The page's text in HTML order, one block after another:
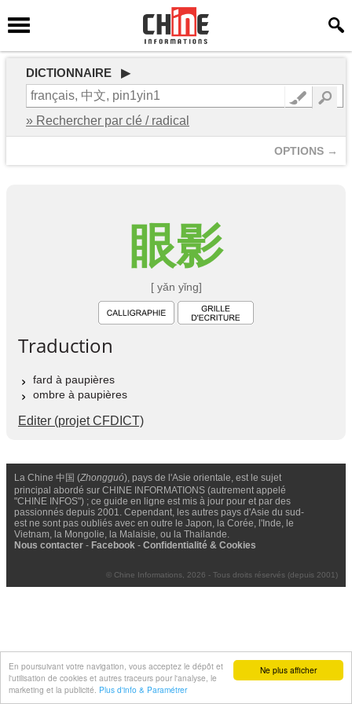
Ne plus afficher
En poursuivant votre navigation, vous acceptez le dépôt et
l'utilisation de cookies et autres traceurs pour l'analyse, le
marketing et la publicité. Plus d'info & Paramétrer
DICTIONNAIRE ▶
» Rechercher par clé / radical
OPTIONS →
眼影
[ yǎn yǐng]
Traduction
fard à paupières
ombre à paupières
Editer (projet CFDICT)
La Chine 中国 (Zhongguó), pays de l'Asie orientale, est le sujet
principal abordé sur CHINE INFORMATIONS (autrement appelé
"CHINE INFOS") ; ce guide en ligne est mis à jour pour et par des
passionnés depuis 2001. Cependant, les autres pays d'Asie du sud-
est ne sont pas oubliés avec en outre le Japon, la Corée, l'Inde, le
Vietnam, la Mongolie, la Malaisie, ou la Thailande.
Nous contacter - Facebook - Confidentialité & Cookies
© Chine Informations, 2026 - Tous droits réservés (depuis 2001)